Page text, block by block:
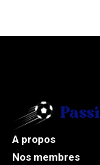
A propos
Nos membres